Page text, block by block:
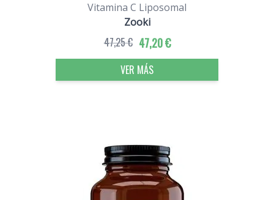
Vitamina C Liposomal
Zooki
47,20 €
47,25 €
VER MÁS